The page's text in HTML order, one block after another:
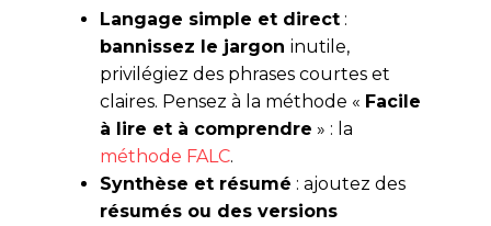
Langage simple et direct :
bannissez le jargon inutile,
privilégiez des phrases courtes et
claires. Pensez à la méthode « Facile
à lire et à comprendre » : la
méthode FALC.
Synthèse et résumé : ajoutez des
résumés ou des versions